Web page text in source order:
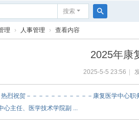
搜索
索
理 › 人事管理 › 查看内容
2025年康
2025-5-5 23:56
烈祝贺－－－－－－－－－－－康复医学中心
心主任、医学技术学院副 ...